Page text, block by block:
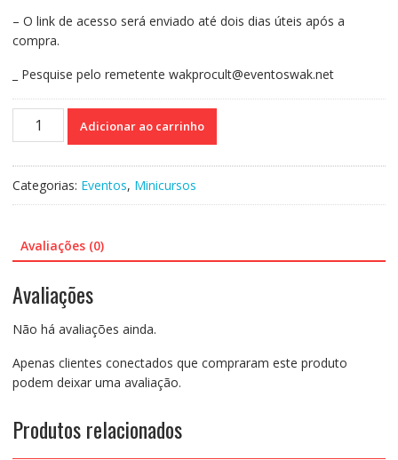
– O link de acesso será enviado até dois dias úteis após a
compra.
_ Pesquise pelo remetente wakprocult@eventoswak.net
Curso
184:
na
e
Adolescência
-
Machado
quantidade
Adicionar ao carrinho
Categorias: Eventos, Minicursos
Avaliações (0)
Avaliações
Não há avaliações ainda.
Apenas clientes conectados que compraram este produto
podem deixar uma avaliação.
Produtos relacionados